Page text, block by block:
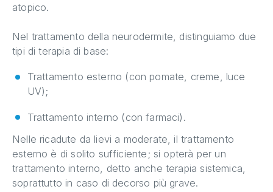
atopico.
Nel trattamento della neurodermite, distinguiamo due
tipi di terapia di base:
Trattamento esterno (con pomate, creme, luce
UV);
Trattamento interno (con farmaci).
Nelle ricadute da lievi a moderate, il trattamento
esterno è di solito sufficiente; si opterà per un
trattamento interno, detto anche terapia sistemica,
soprattutto in caso di decorso più grave.